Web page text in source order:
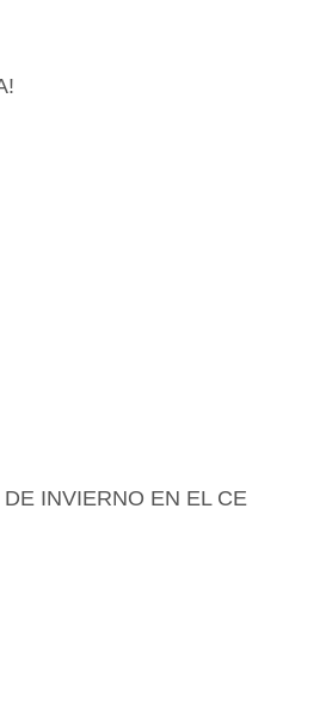
INVIERNO EN EL CE